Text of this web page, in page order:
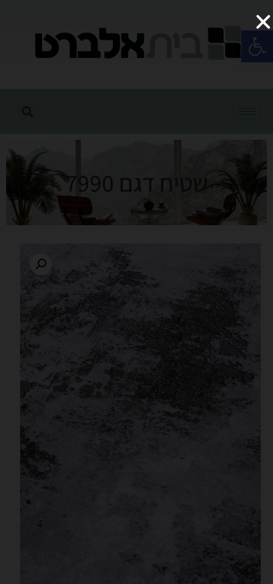
פתח סרגל נגישות
שטיח דגם 7990